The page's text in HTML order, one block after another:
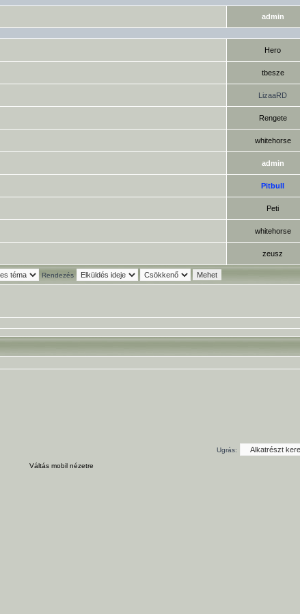
admin
Hero
tbesze
LizaaRD
Rengete
whitehorse
admin
Pitbull
Peti
whitehorse
zeusz
Rendezés
Ugrás:
Váltás mobil nézetre